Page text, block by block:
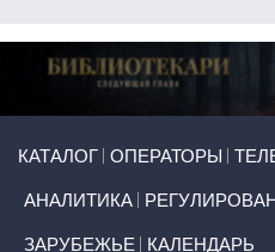
КАТАЛОГ ОПЕРАТОРЫ
АНАЛИТИКА
ЗАРУБЕЖЬЕ КАЛЕНДАРЬ